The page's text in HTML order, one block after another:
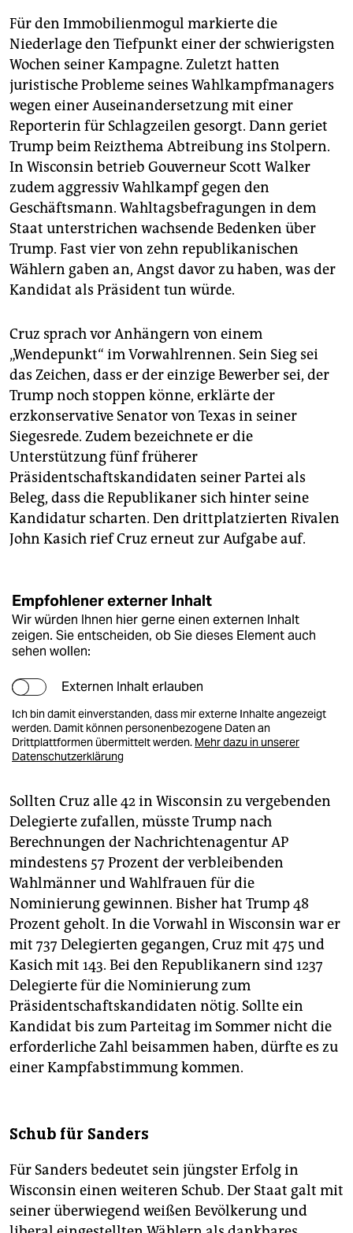
Für den Immobilienmogul markierte die
Niederlage den Tiefpunkt einer der schwierigsten
Wochen seiner Kampagne. Zuletzt hatten
juristische Probleme seines Wahlkampfmanagers
wegen einer Auseinandersetzung mit einer
Reporterin für Schlagzeilen gesorgt. Dann geriet
Trump beim Reizthema Abtreibung ins Stolpern.
In Wisconsin betrieb Gouverneur Scott Walker
zudem aggressiv Wahlkampf gegen den
Geschäftsmann. Wahltagsbefragungen in dem
Staat unterstrichen wachsende Bedenken über
Trump. Fast vier von zehn republikanischen
Wählern gaben an, Angst davor zu haben, was der
Kandidat als Präsident tun würde.
Cruz sprach vor Anhängern von einem
„Wendepunkt“ im Vorwahlrennen. Sein Sieg sei
das Zeichen, dass er der einzige Bewerber sei, der
Trump noch stoppen könne, erklärte der
erzkonservative Senator von Texas in seiner
Siegesrede. Zudem bezeichnete er die
Unterstützung fünf früherer
Präsidentschaftskandidaten seiner Partei als
Beleg, dass die Republikaner sich hinter seine
Kandidatur scharten. Den drittplatzierten Rivalen
John Kasich rief Cruz erneut zur Aufgabe auf.
Empfohlener externer Inhalt
Wir würden Ihnen hier gerne einen externen Inhalt
zeigen. Sie entscheiden, ob Sie dieses Element auch
sehen wollen:
Externen Inhalt erlauben
Ich bin damit einverstanden, dass mir externe Inhalte angezeigt
werden. Damit können personenbezogene Daten an
Drittplattformen übermittelt werden. Mehr dazu in unserer
Datenschutzerklärung
Sollten Cruz alle 42 in Wisconsin zu vergebenden
Delegierte zufallen, müsste Trump nach
Berechnungen der Nachrichtenagentur AP
mindestens 57 Prozent der verbleibenden
Wahlmänner und Wahlfrauen für die
Nominierung gewinnen. Bisher hat Trump 48
Prozent geholt. In die Vorwahl in Wisconsin war er
mit 737 Delegierten gegangen, Cruz mit 475 und
Kasich mit 143. Bei den Republikanern sind 1237
Delegierte für die Nominierung zum
Präsidentschaftskandidaten nötig. Sollte ein
Kandidat bis zum Parteitag im Sommer nicht die
erforderliche Zahl beisammen haben, dürfte es zu
einer Kampfabstimmung kommen.
Schub für Sanders
Für Sanders bedeutet sein jüngster Erfolg in
Wisconsin einen weiteren Schub. Der Staat galt mit
seiner überwiegend weißen Bevölkerung und